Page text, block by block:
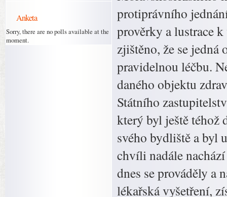
Anketa
Sorry, there are no polls available at the
moment.
protiprávního
prověrky a lustrace
zjištěno, že se jedná
pravidelnou léčbu.
daného objektu
Státního
který byl ještě téhož
svého bydliště a byl
chvíli nadále
dnes se prováděly a
lékařská vyšetření,